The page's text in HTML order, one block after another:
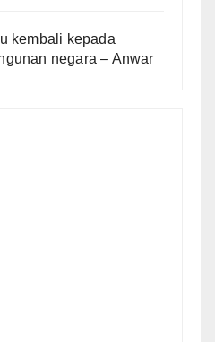
kembali kepada
negara – Anwar